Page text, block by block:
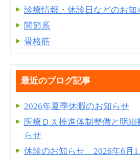
診療情報・休診日などのお知
関節系
骨格筋
最近のブログ記事
2026年夏季休暇のお知らせ
医療ＤＸ推進体制整備と明
らせ
休診のお知らせ 2026年6月